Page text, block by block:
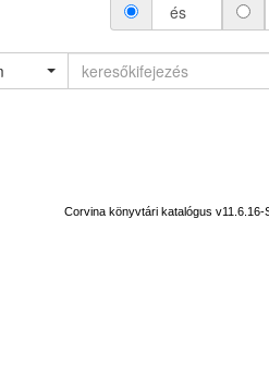
és
Corvina könyvtári katalógus v11.6.16-